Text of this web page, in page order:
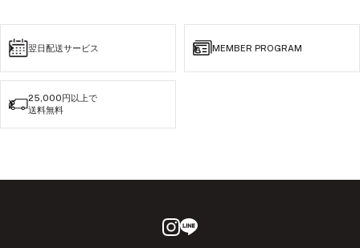
翌日配送サービス MEMBER PROGRAM
25,000円以上で
送料無料